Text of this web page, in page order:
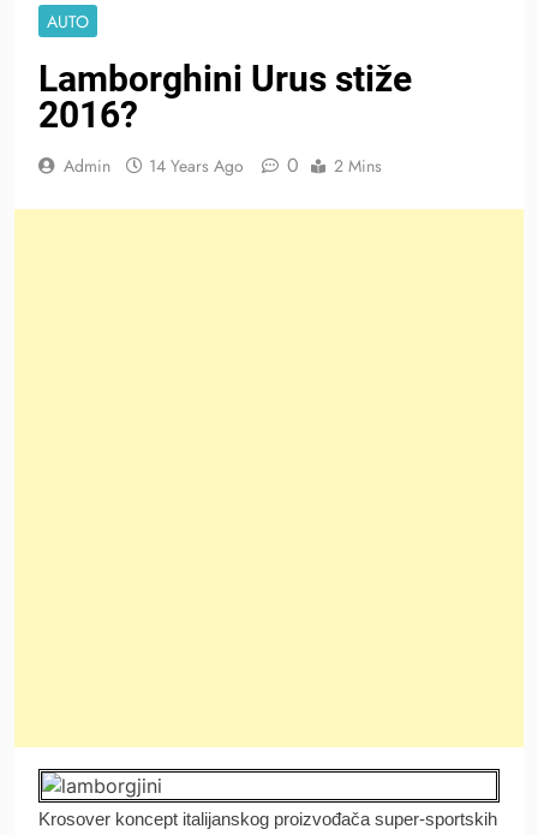
AUTO
Lamborghini Urus stiže
2016?
Admin 14 Years Ago 0 2 Mins
Krosover koncept italijanskog proizvođača super-sportskih